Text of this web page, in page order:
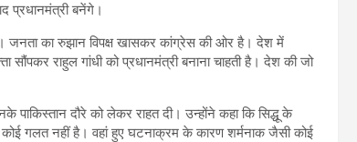
प्रधानमंत्री बनेंगे।
का रुझान विपक्ष खासकर कांग्रेस की ओर है। देश में
राहुल गांधी को प्रधानमंत्री बनाना चाहती है। देश की जो
दौरे को लेकर राहत दी। उन्‍होंने कहा कि सिद्धू के
गलत नहीं है। वहां हुए घटनाक्रम के कारण शर्मनाक जैसी कोई